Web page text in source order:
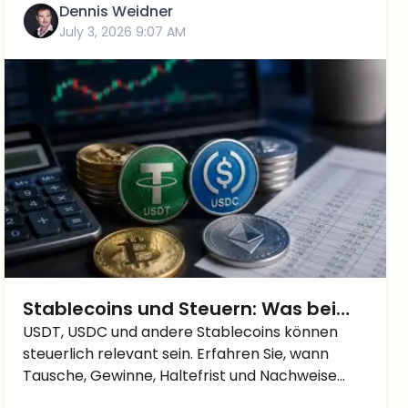
Dennis Weidner
July 3, 2026 9:07 AM
Stablecoins und Steuern: Was bei
USDT, USDC und Co. gilt
USDT, USDC und andere Stablecoins können
steuerlich relevant sein. Erfahren Sie, wann
Tausche, Gewinne, Haltefrist und Nachweise